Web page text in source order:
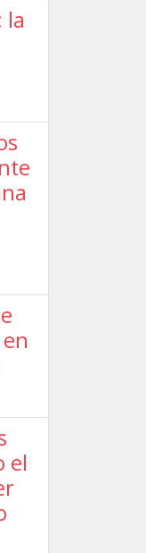
la
el